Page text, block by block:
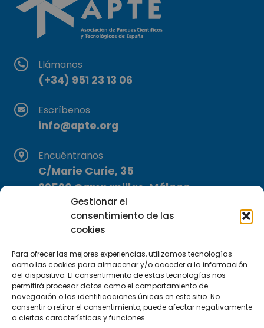
Gestionar el
consentimiento de las
cookies
Para ofrecer las mejores experiencias, utilizamos tecnologías
como las cookies para almacenar y/o acceder a la información
del dispositivo. El consentimiento de estas tecnologías nos
permitirá procesar datos como el comportamiento de
navegación o las identificaciones únicas en este sitio. No
consentir o retirar el consentimiento, puede afectar negativamente
a ciertas características y funciones.
Llámanos
(+34) 951 23 13 06
Escríbenos
info@apte.org
Encuéntranos
C/Marie Curie, 35
29590 Campanillas, Málaga
Suscríbete a nuestra Newsletter
SUSCRÍBETE AQUÍ